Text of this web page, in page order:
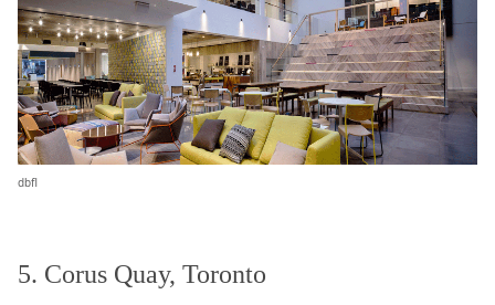
dbfl
5. Corus Quay, Toronto